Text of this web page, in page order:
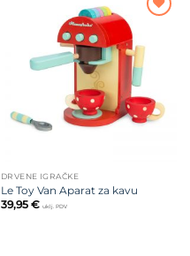
želja
DRVENE IGRAČKE
Le Toy Van Aparat za kavu
39,95 € uklj. PDV